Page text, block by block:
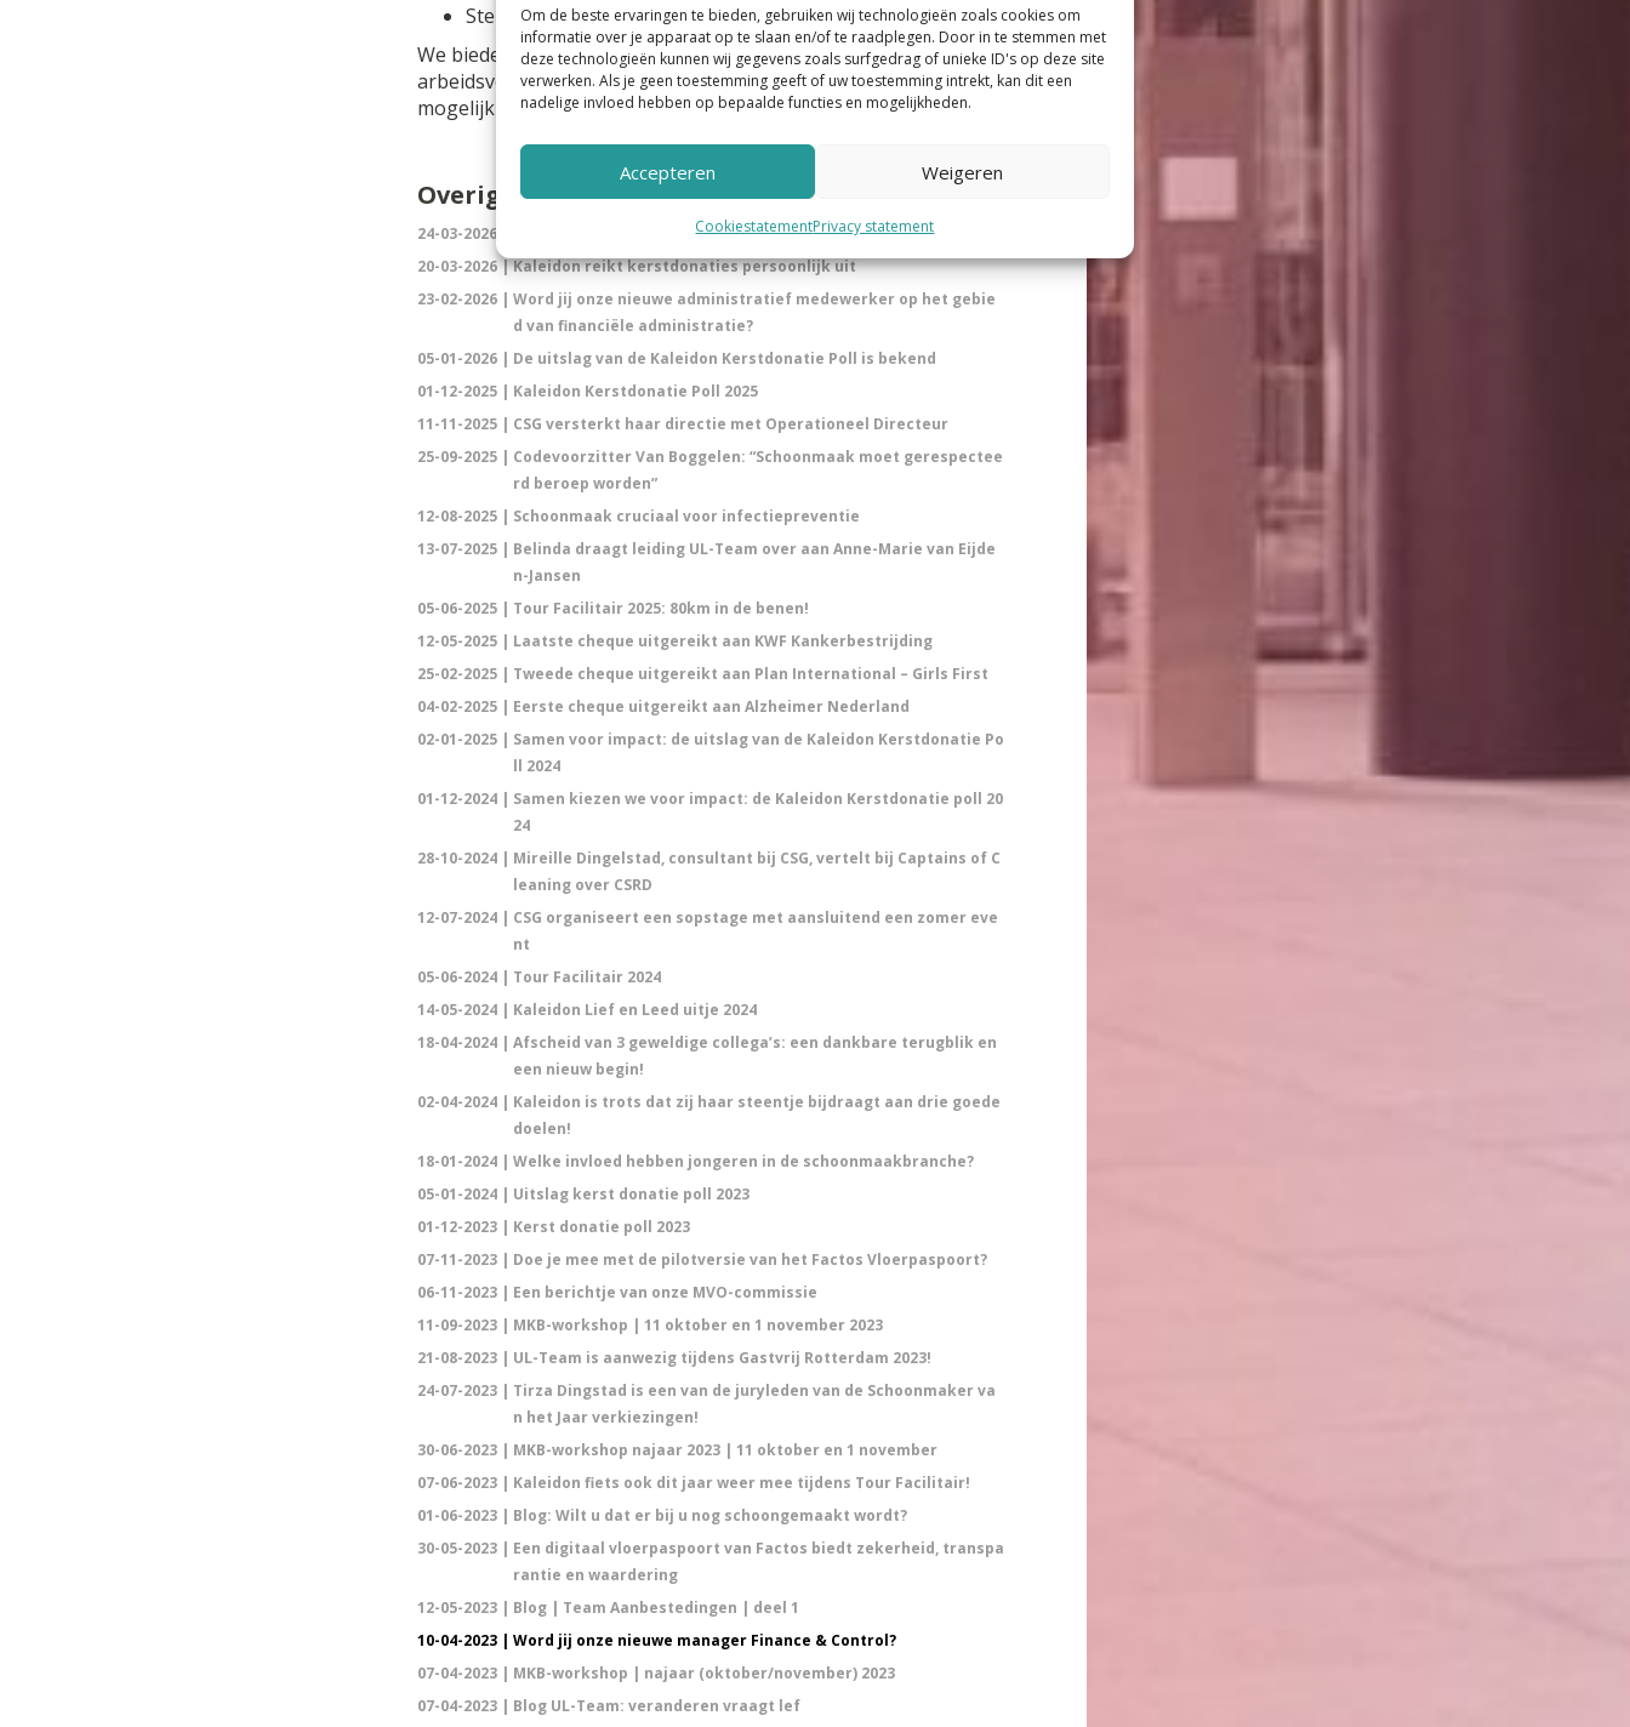
Om de beste ervaringen te bieden, gebruiken wij technologieën zoals cookies om
informatie over je apparaat op te slaan en/of te raadplegen. Door in te stemmen met
deze technologieën kunnen wij gegevens zoals surfgedrag of unieke ID's op deze site
verwerken. Als je geen toestemming geeft of uw toestemming intrekt, kan dit een
nadelige invloed hebben op bepaalde functies en mogelijkheden.
Accepteren Weigeren
CookiestatementPrivacy statement
Sterke projectmanager | communicatief sterk
We bieden een marktconform salaris en goede secundaire
arbeidsvoorwaarden zoals 24 vakantiedagen, goed pensioen,
mogelijkheden voor het volgen van opleidingen.
Overig nieuws
24-03-2026 |
Trots moment voor CSG: VGFI-keurmerk behaald!
20-03-2026 |Kaleidon reikt kerstdonaties persoonlijk uit
23-02-2026 | Word jij onze nieuwe administratief medewerker op het gebie
d van financiële administratie?
05-01-2026 | De uitslag van de Kaleidon Kerstdonatie Poll is bekend
01-12-2025 | Kaleidon Kerstdonatie Poll 2025
11-11-2025 | CSG versterkt haar directie met Operationeel Directeur
25-09-2025 | Codevoorzitter Van Boggelen: “Schoonmaak moet gerespectee
rd beroep worden”
12-08-2025 | Schoonmaak cruciaal voor infectiepreventie
13-07-2025 | Belinda draagt leiding UL-Team over aan Anne-Marie van Eijde
n-Jansen
05-06-2025 | Tour Facilitair 2025: 80km in de benen!
12-05-2025 | Laatste cheque uitgereikt aan KWF Kankerbestrijding
25-02-2025 | Tweede cheque uitgereikt aan Plan International – Girls First
04-02-2025 | Eerste cheque uitgereikt aan Alzheimer Nederland
02-01-2025 | Samen voor impact: de uitslag van de Kaleidon Kerstdonatie Po
ll 2024
01-12-2024 | Samen kiezen we voor impact: de Kaleidon Kerstdonatie poll 20
24
28-10-2024 | Mireille Dingelstad, consultant bij CSG, vertelt bij Captains of C
leaning over CSRD
12-07-2024 | CSG organiseert een sopstage met aansluitend een zomer eve
nt
05-06-2024 | Tour Facilitair 2024
14-05-2024 | Kaleidon Lief en Leed uitje 2024
18-04-2024 | Afscheid van 3 geweldige collega’s: een dankbare terugblik en
een nieuw begin!
02-04-2024 | Kaleidon is trots dat zij haar steentje bijdraagt aan drie goede
doelen!
18-01-2024 | Welke invloed hebben jongeren in de schoonmaakbranche?
05-01-2024 | Uitslag kerst donatie poll 2023
01-12-2023 | Kerst donatie poll 2023
07-11-2023 | Doe je mee met de pilotversie van het Factos Vloerpaspoort?
06-11-2023 | Een berichtje van onze MVO-commissie
11-09-2023 | MKB-workshop | 11 oktober en 1 november 2023
21-08-2023 | UL-Team is aanwezig tijdens Gastvrij Rotterdam 2023!
24-07-2023 | Tirza Dingstad is een van de juryleden van de Schoonmaker va
n het Jaar verkiezingen!
30-06-2023 | MKB-workshop najaar 2023 | 11 oktober en 1 november
07-06-2023 | Kaleidon fiets ook dit jaar weer mee tijdens Tour Facilitair!
01-06-2023 | Blog: Wilt u dat er bij u nog schoongemaakt wordt?
30-05-2023 | Een digitaal vloerpaspoort van Factos biedt zekerheid, transpa
rantie en waardering
12-05-2023 | Blog | Team Aanbestedingen | deel 1
10-04-2023 | Word jij onze nieuwe manager Finance & Control?
07-04-2023 | MKB-workshop | najaar (oktober/november) 2023
07-04-2023 | Blog UL-Team: veranderen vraagt lef